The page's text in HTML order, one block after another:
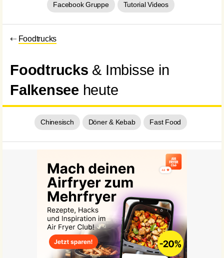
Facebook Gruppe Tutorial Videos
⇠ Foodtrucks
Foodtrucks & Imbisse in
Falkensee heute
Chinesisch Döner & Kebab Fast Food